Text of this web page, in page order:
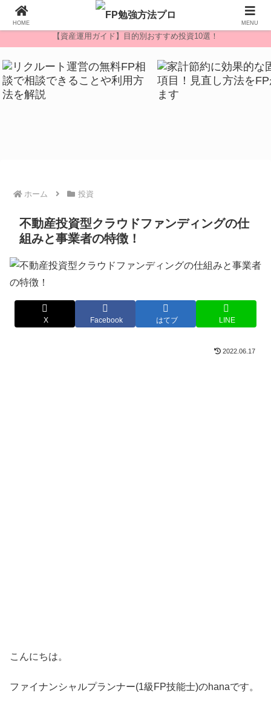
【資産運用ガイド】目的別おすすめ投資10選！
ホーム 投資
不動産投資型クラウドファンディングの仕
組みと事業者の特徴！
X Facebook はてブ LINE
2022.06.17
こんにちは。
ファイナンシャルプランナー(1級FP技能士)のhanaです。
HOME MENU